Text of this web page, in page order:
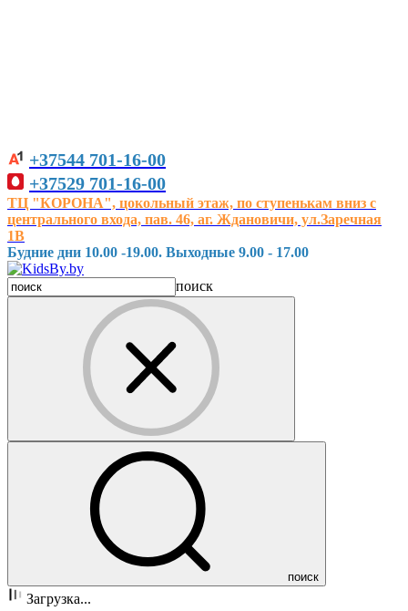
+37544 701-16-00
+37529 701-16-00
ТЦ "КОРОНА", цокольный этаж, по ступенькам вниз с
центрального входа, пав. 46, аг. Ждановичи, ул.Заречная
1В
Будние дни 10.00 -19.00. Выходные 9.00 - 17.00
поиск
поиск
Загрузка...